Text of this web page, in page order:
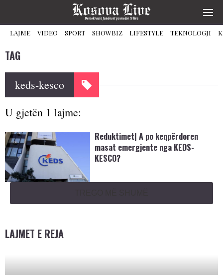
LAJME VIDEO SPORT SHOWBIZ LIFESTYLE TEKNOLOGJI
TAG
keds-kesco
U gjetën 1 lajme:
Reduktimet| A po keqpërdoren
masat emergjente nga KEDS-
KESCO?
LAJMET E REJA